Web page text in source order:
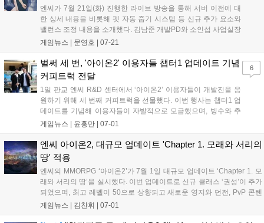
엔씨가 7월 21일(화) 진행한 라이브 방송을 통해 서버 이전에 대
한 상세 내용을 비롯해 펫 자동 줍기 시스템 등 신규 추가 요소와
밸런스 조정 내용을 소개했다. 김남준 개발PD와 소인섭 사업실장
이 출연한 이번 방송에서는 7월 22일부터 시작되는 서버 이전에
풀이 존재한다는 점이 강조되었다...
게임뉴스 | 문영호 | 07-21
벌써 세 번, '아이온2' 이용자들 챕터1 업데이트 기념
커피트럭 전달
1일 판교 엔씨 R&D 센터에서 ‘아이온2’ 이용자들이 개발진을 응
원하기 위해 세 번째 커피트럭을 선물했다. 이번 행사는 챕터1 업
데이트를 기념해 이용자들이 자발적으로 모금했으며, 빙수와 추
로스 등 300인분의 간식을 전달하며 1시간 동안 진행됐다. 소인
으며, 엔씨는 앞으로도 이용자와 적극적으로 소통하겠다고 밝혔
다....
게임뉴스 | 윤홍만 | 07-01
6
엔씨 아이온2, 대규모 업데이트 'Chapter 1. 모래와 서리의
땅' 적용
엔씨의 MMORPG ‘아이온2’가 7월 1일 대규모 업데이트 ‘Chapter 1. 모
래와 서리의 땅’을 실시했다. 이번 업데이트로 신규 클래스 ‘권성’이 추가
되었으며, 최고 레벨이 50으로 상향되고 새로운 영지와 던전, PvP 콘텐
츠가 대거 도입되었다. 또한 캐릭터 슬롯 무료 제공과 신규 및 복귀 이용
게임뉴스 | 김찬휘 | 07-01